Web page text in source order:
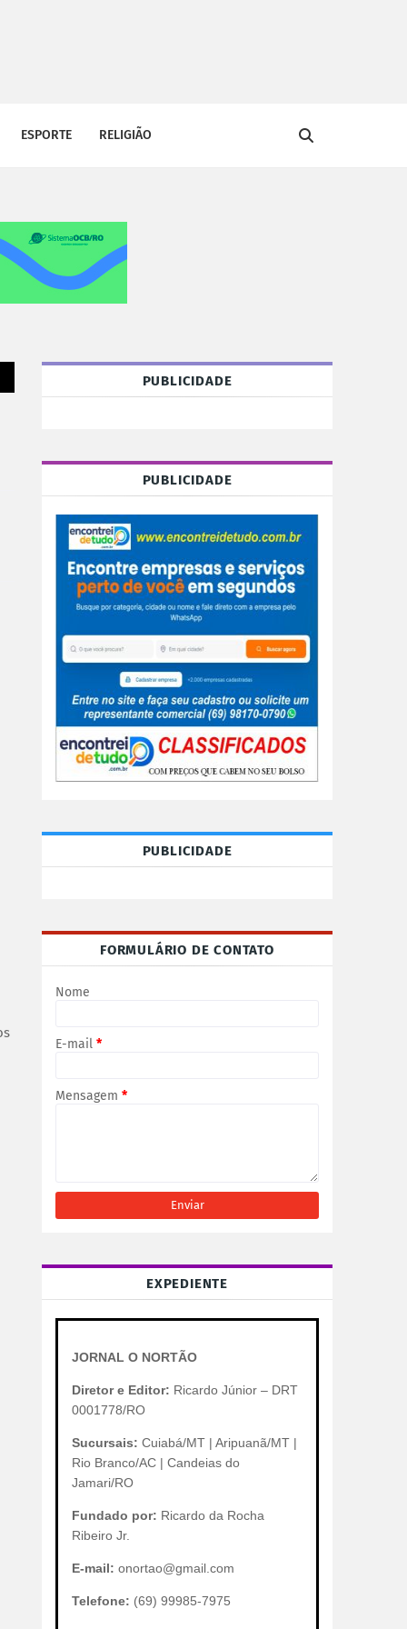
ESPORTE RELIGIÃO
PUBLICIDADE
PUBLICIDADE
PUBLICIDADE
FORMULÁRIO DE CONTATO
Nome
E-mail *
Mensagem *
EXPEDIENTE
JORNAL O NORTÃO
Diretor e Editor: Ricardo Júnior – DRT
0001778/RO
Sucursais: Cuiabá/MT | Aripuanã/MT |
Rio Branco/AC | Candeias do
Jamari/RO
Fundado por: Ricardo da Rocha
Ribeiro Jr.
E-mail: onortao@gmail.com
Telefone: (69) 99985-7975